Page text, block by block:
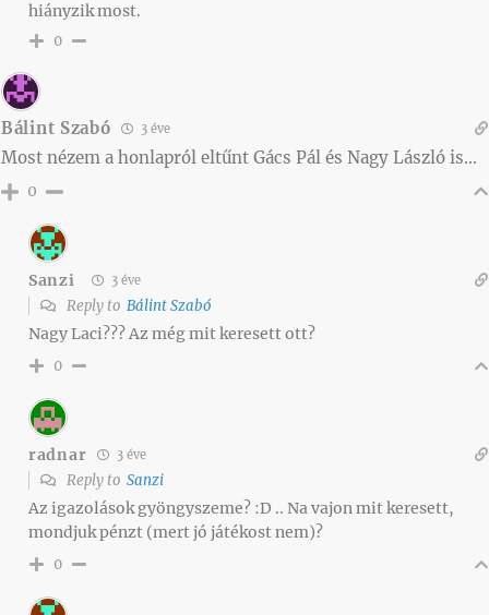
hiányzik most.
0
Bálint Szabó 3 éve
Most nézem a honlapról eltűnt Gács Pál és Nagy László is…
0
Sanzi 3 éve
Reply to Bálint Szabó
Nagy Laci??? Az még mit keresett ott?
0
radnar 3 éve
Reply to Sanzi
Az igazolások gyöngyszeme? :D .. Na vajon mit keresett,
mondjuk pénzt (mert jó játékost nem)?
0